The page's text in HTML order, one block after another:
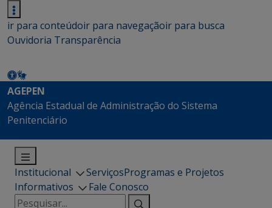
ir para conteúdoir para navegaçãoir para busca
Ouvidoria Transparência
AGEPEN
Agência Estadual de Administração do Sistema
Penitenciário
Institucional ServiçosProgramas e Projetos
Informativos
Fale Conosco
Pesquisar